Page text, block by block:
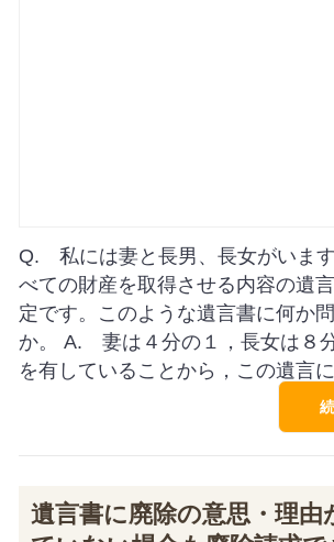
Q. 私には妻と長男、長女がいま
べての財産を取得させる内容の遺
定です。このような遺言書に何か
か。 A. 妻は４分の１，長女は８
を有していることから，この遺言
遺言書に廃除の意思・理由